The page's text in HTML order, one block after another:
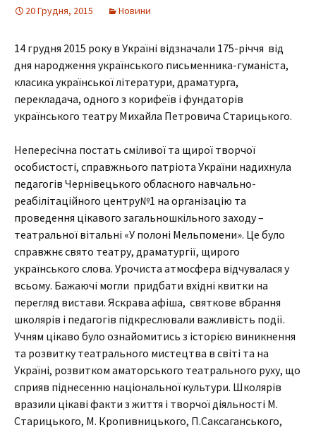
20 Грудня, 2015 Новини
14 грудня 2015 року в Україні відзначали 175-річчя від
дня народження українського письменника-гуманіста,
класика української літератури, драматурга,
перекладача, одного з корифеїв і фундаторів
українського театру Михайла Петровича Старицького.
Непересічна постать сміливої та щирої творчої
особистості, справжнього патріота України надихнула
педагогів Чернівецького обласного навчально-
реабілітаційного центру№1 на організацію та
проведення цікавого загальношкільного заходу –
театральної вітальні «У полоні Мельпомени». Це було
справжнє свято театру, драматургії, щирого
українського слова. Урочиста атмосфера відчувалася у
всьому. Бажаючі могли придбати вхідні квитки на
перегляд вистави. Яскрава афіша, святкове вбрання
школярів і педагогів підкреслювали важливість події.
Учням цікаво було ознайомитись з історією виникнення
та розвитку театрального мистецтва в світі та на
Україні, розвитком аматорського театрального руху, що
сприяв піднесенню національної культури. Школярів
вразили цікаві факти з життя і творчої діяльності М.
Старицького, М. Кропивницького, П.Саксаганського,